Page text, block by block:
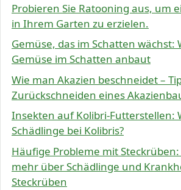
Probieren Sie Ratooning aus, um
in Ihrem Garten zu erzielen.
Gemüse, das im Schatten wächst:
Gemüse im Schatten anbaut
Wie man Akazien beschneidet –
Zurückschneiden eines
Insekten auf Kolibri-Futterstellen:
Schädlinge bei Kolibris?
Häufige Probleme mit
mehr über Schädlinge und
Steckrüben